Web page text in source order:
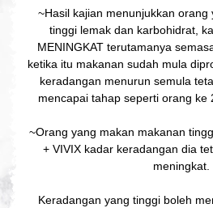
~Hasil kajian menunjukkan orang
tinggi lemak dan karbohidrat,
MENINGKAT terutamanya
ketika itu makanan sudah mula
keradangan menurun semula
mencapai tahap seperti orang ke
~Orang yang makan makanan
+ VIVIX kadar keradangan dia
meningkat.
Keradangan yang tinggi boleh